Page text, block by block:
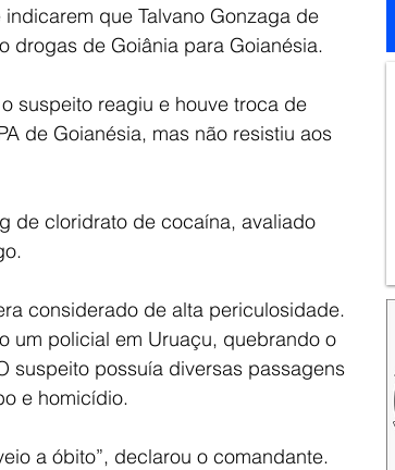
que Talvano Gonzaga de
drogas de Goiânia para Goianésia.
suspeito reagiu e houve troca de
de Goianésia, mas não resistiu aos
de cloridrato de cocaína, avaliado
considerado de alta periculosidade.
um policial em Uruaçu, quebrando o
suspeito possuía diversas passagens
e homicídio.
a óbito”, declarou o comandante.